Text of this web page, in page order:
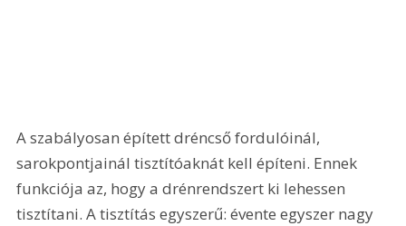
A szabályosan épített dréncső fordulóinál,
sarokpontjainál tisztítóaknát kell építeni. Ennek
funkciója az, hogy a drénrendszert ki lehessen
tisztítani. A tisztítás egyszerű: évente egyszer nagy